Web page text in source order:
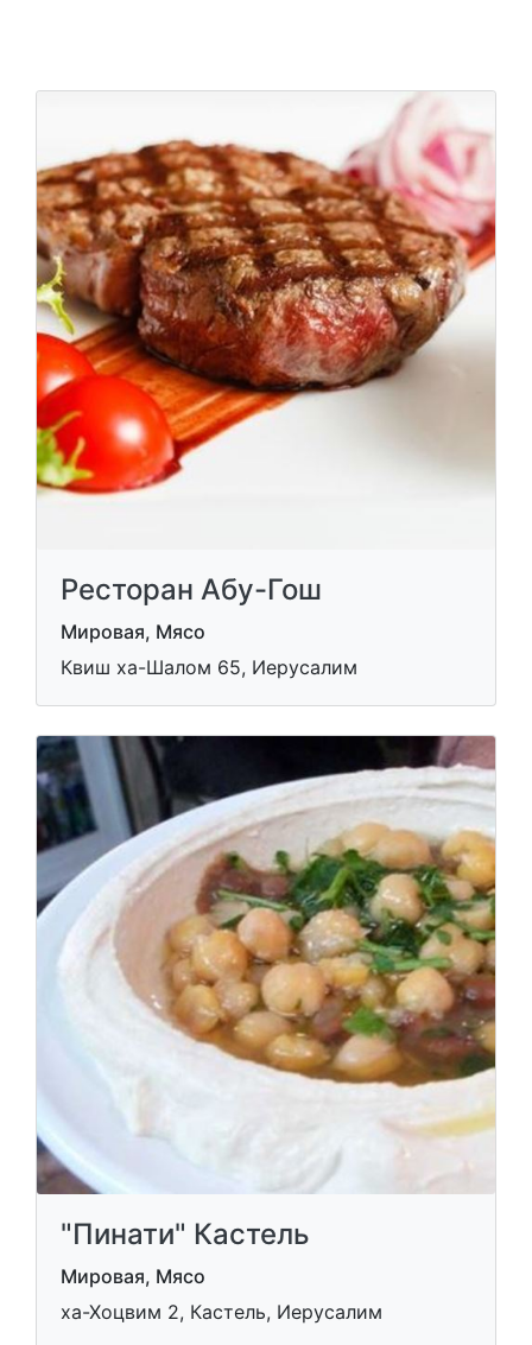
Ресторан Абу-Гош
Мировая, Мясо
Квиш ха-Шалом 65, Иерусалим
"Пинати" Кастель
Мировая, Мясо
ха-Хоцвим 2, Кастель, Иерусалим